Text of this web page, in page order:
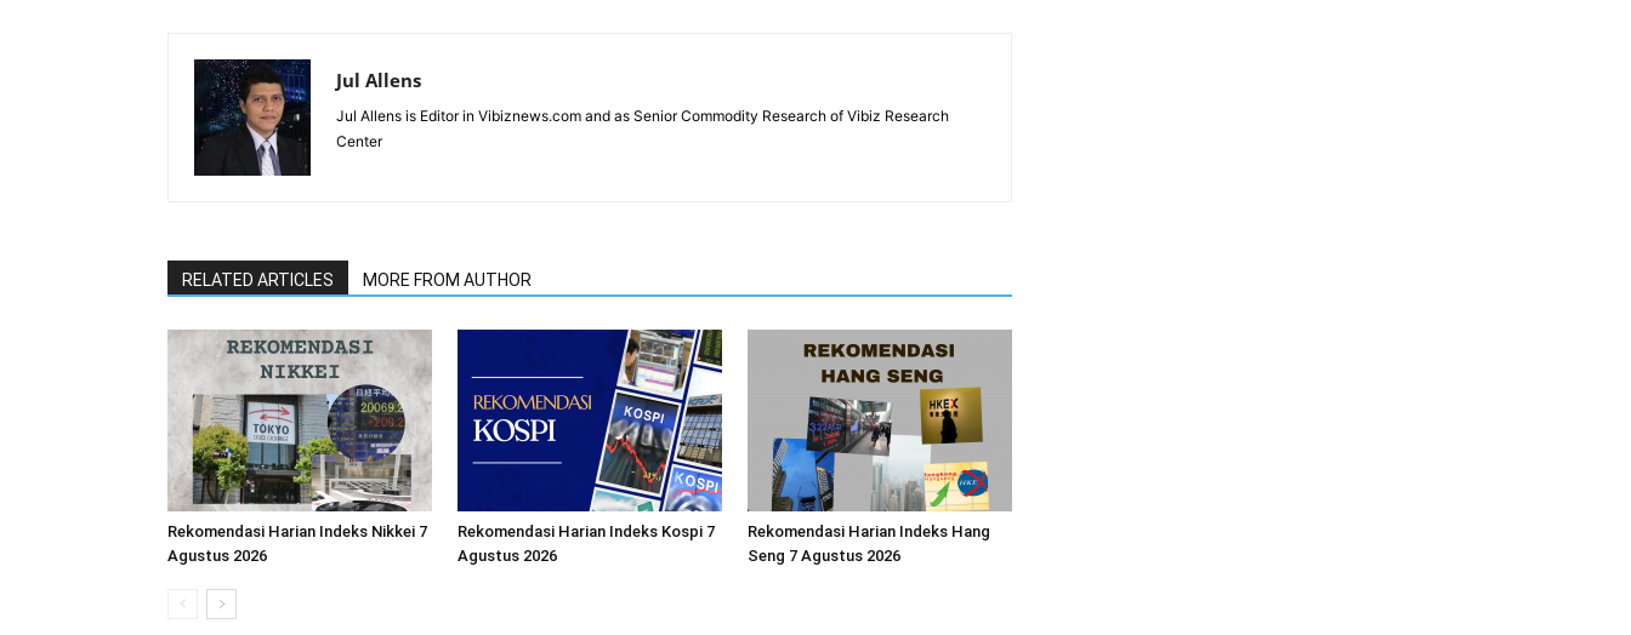
Jul Allens
Jul Allens is Editor in Vibiznews.com and as Senior Commodity Research of Vibiz Research
Center
RELATED ARTICLES MORE FROM AUTHOR
Rekomendasi Harian Indeks Nikkei 7
Agustus 2026
Rekomendasi Harian Indeks Kospi 7
Agustus 2026
Rekomendasi Harian Indeks Hang
Seng 7 Agustus 2026